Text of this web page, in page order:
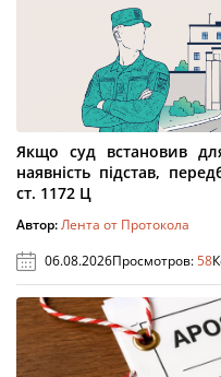
Якщо суд встановив
наявність підстав,
ст. 1172 Ц
Автор:Лента от Протокола
06.08.2026Просмотров:58